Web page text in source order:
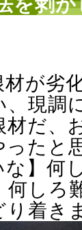
材が劣
、現調
材だ、
ったと
な】何
何しろ
着き